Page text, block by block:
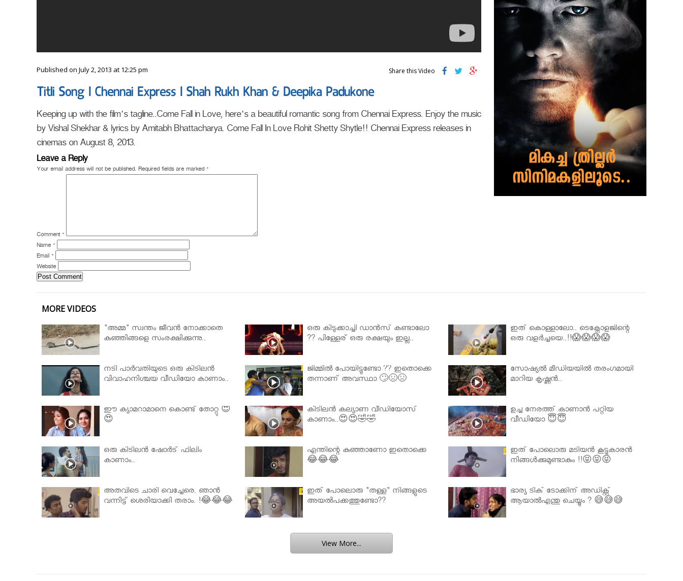
Published on July 2, 2013 at 12:25 pm Share this Video
Titli Song I Chennai Express I Shah Rukh Khan & Deepika Padukone
Keeping up with the film's tagline..Come Fall in Love, here's a beautiful romantic song from Chennai Express. Enjoy the music
by Vishal Shekhar & lyrics by Amitabh Bhattacharya. Come Fall In Love Rohit Shetty Shytle!! Chennai Express releases in
cinemas on August 8, 2013.
Leave a Reply
Your email address will not be published. Required fields are marked *
Comment *
Name *
Email *
Website
MORE VIDEOS
"അമ്മ" സ്വന്തം ജീവൻ നോക്കാതെ
കുഞ്ഞിങ്ങളെ സംരക്ഷിക്കുന്നു..
ഒരു കിടുക്കാച്ചി ഡാൻസ് കണ്ടാലോ
?? പിള്ളേര് ഒരു രക്ഷയും ഇല്ല..
ഇത് കൊള്ളാലോ.. ടെക്നോളജിന്റെ
ഒരു വളർച്ചയെ..!!😱😱😱😱
നടി പാർവതിയുടെ ഒരു കിടിലൻ
വിവാഹനിശ്ചയ വീഡിയോ കാണാം..
ജിമ്മിൽ പോയിട്ടുണ്ടോ ?? ഇതൊക്കെ
തന്നാണ് അവസ്ഥാ 🙄😣😣
സോഷ്യൽ മീഡിയയിൽ തരംഗമായി
മാറിയ കൃഷ്ണൻ..
ഈ ക്യാമറാമാനെ കൊണ്ട് തോറ്റു 😍
😍
കിടിലൻ കല്യാണ വീഡിയോസ്
കാണാം..😍😍🤣🤣
ഉച്ച നേരത്ത് കാണാൻ പറ്റിയ
വീഡിയോ 😇😇
ഒരു കിടിലൻ ഷോർട് ഫിലിം
കാണാം..
എന്തിന്റെ കുഞ്ഞാണോ ഇതൊക്കെ
😂😂😂
ഇത് പോലൊരു മടിയൻ കൂട്ടുകാരൻ
നിങ്ങൾക്കുമുണ്ടാകും !!😝😝😝
അതവിടെ ചാരി വെച്ചേരെ. ഞാൻ
വന്നിട്ട് ശെരിയാക്കി തരാം. !😂😂😂
ഇത് പോലൊരു "തള്ള" നിങ്ങളുടെ
അയല്‍പക്കത്തുണ്ടോ??
ഭാര്യ ടിക് ടോക്കിന് അഡിക്റ്റ്
ആയാൽഎന്തു ചെയ്യും ? 😅😅😅
View More...